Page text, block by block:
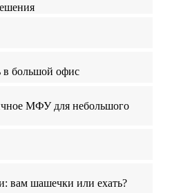
большой офис
МФУ для небольшого
вам шашечки или ехать?